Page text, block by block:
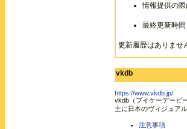
情報提供の
最終更新時
更新履歴はありませ
vkdb
https://www.vkdb.jp/
vkdb（ブイケーデービー
主に日本のヴィジュア
注意事項